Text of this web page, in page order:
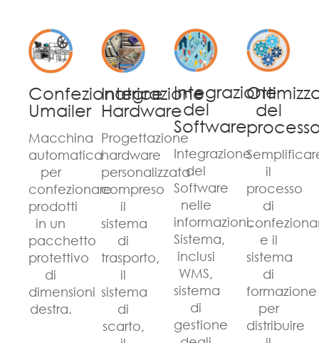
Confezionatrice
Umailer
Macchina
automatica
per
confezionare
prodotti
in un
pacchetto
protettivo
di
dimensioni
destra.
Integrazione
Hardware
Progettazione
hardware
personalizzata
compreso
il
sistema
di
trasporto,
il
sistema
di
scarto,
Integrazione
del
Software
Integrazione
del
Software
nelle
informazioni.
Sistema,
inclusi
WMS,
sistema
di
gestione
del
il
processo
di
e il
sistema
di
formazione
per
distribuire